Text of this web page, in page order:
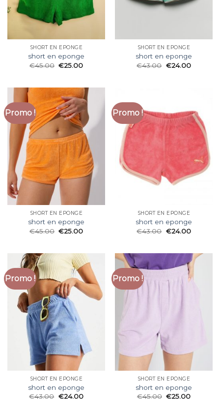
SHORT EN EPONGE
short en eponge
€45.00 €25.00
SHORT EN EPONGE
short en eponge
€43.00 €24.00
Promo !
SHORT EN EPONGE
short en eponge
€45.00 €25.00
Promo !
SHORT EN EPONGE
short en eponge
€43.00 €24.00
Promo !
SHORT EN EPONGE
short en eponge
€43.00 €24.00
Promo !
SHORT EN EPONGE
short en eponge
€45.00 €25.00